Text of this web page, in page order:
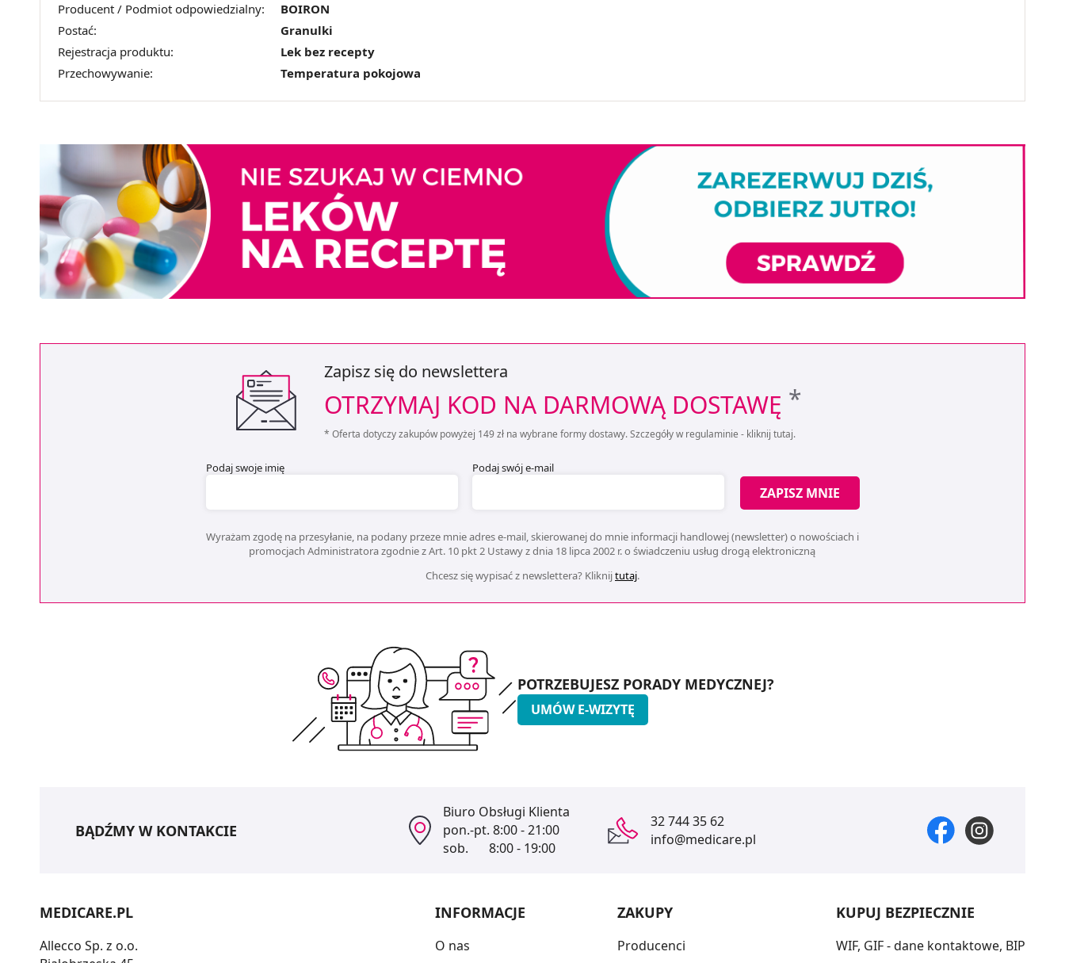
Producent / Podmiot odpowiedzialny:
BOIRON
Postać:
Granulki
Rejestracja produktu:
Lek bez recepty
Przechowywanie:
Temperatura pokojowa
Zapisz się do newslettera
OTRZYMAJ KOD NA DARMOWĄ DOSTAWĘ *
* Oferta dotyczy zakupów powyżej 149 zł na wybrane formy dostawy. Szczegóły w regulaminie - kliknij tutaj.
Podaj swoje imię Podaj swój e-mail
ZAPISZ MNIE
Wyrażam zgodę na przesyłanie, na podany przeze mnie adres e-mail, skierowanej do mnie informacji handlowej (newsletter) o nowościach i
promocjach Administratora zgodnie z Art. 10 pkt 2 Ustawy z dnia 18 lipca 2002 r. o świadczeniu usług drogą elektroniczną
Chcesz się wypisać z newslettera? Kliknijtutaj.
POTRZEBUJESZ PORADY MEDYCZNEJ?
UMÓW E-WIZYTĘ
BĄDŹMY W KONTAKCIE
Biuro Obsługi Klienta
pon.-pt. 8:00 - 21:00
sob.
8:00 - 19:00
32 744 35 62
info@medicare.pl
MEDICARE.PL
Allecco Sp. z o.o.
INFORMACJE
O nas
ZAKUPY
Producenci
KUPUJ BEZPIECZNIE
WIF, GIF - dane kontaktowe, BIP